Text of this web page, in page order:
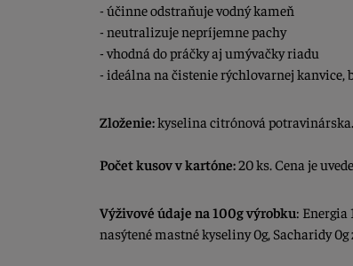
- účinne odstraňuje vodný kameň
- neutralizuje nepríjemne pachy
- vhodná do práčky aj umývačky riadu
- ideálna na čistenie rýchlovarnej kanvice,
Zloženie:kyselina citrónová potravinárska.
Počet kusov v kartóne:20 ks. Cena je
Výživové údaje na 100g výrobku: Energia
nasýtené mastné kyseliny 0g, Sacharidy